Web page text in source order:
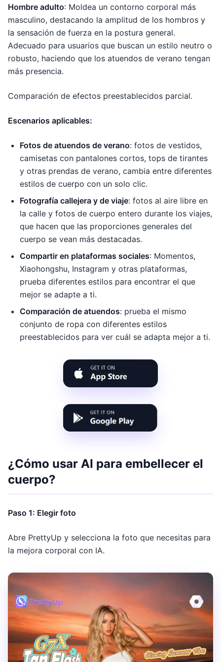
Hombre adulto: Moldea un contorno corporal más
masculino, destacando la amplitud de los hombros y
la sensación de fuerza en la postura general.
Adecuado para usuarios que buscan un estilo neutro o
robusto, haciendo que los atuendos de verano tengan
más presencia.
Comparación de efectos preestablecidos parcial.
Escenarios aplicables:
Fotos de atuendos de verano: fotos de vestidos,
camisetas con pantalones cortos, tops de tirantes
y otras prendas de verano, cambia entre diferentes
estilos de cuerpo con un solo clic.
Fotografía callejera y de viaje: fotos al aire libre en
la calle y fotos de cuerpo entero durante los viajes,
que hacen que las proporciones generales del
cuerpo se vean más destacadas.
Compartir en plataformas sociales: Momentos,
Xiaohongshu, Instagram y otras plataformas,
prueba diferentes estilos para encontrar el que
mejor se adapte a ti.
Comparación de atuendos: prueba el mismo
conjunto de ropa con diferentes estilos
preestablecidos para ver cuál se adapta mejor a ti.
¿Cómo usar AI para embellecer el
cuerpo?
Paso 1: Elegir foto
Abre PrettyUp y selecciona la foto que necesitas para
la mejora corporal con IA.